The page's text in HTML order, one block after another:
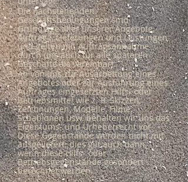
Die nachstehenden
Geschäftsbedingungen sind
Grundlage aller unserer Angebote,
Aufträge, Lieferungen und Leistungen
und gelten mit Auftragsannahme
durch uns auch für alle späteren
Geschäfte als vereinbart.
An von uns zur Ausarbeitung eines
Angebotes oder zur Ausführung eines
Auftrages eingesetzten Hilfs- oder
Betriebsmittel wie z. B. Skizzen,
Zeichnungen, Modelle, Filme,
Schablonen usw. behalten wir uns das
Eigentums- und Urheberrecht vor.
Diese Gegenstände werden nicht mit
ausgeliefert; dies gilt auch dann,
wenn diese Hilfs- oder
Betriebsgegenstände gesondert
berechnet werden.